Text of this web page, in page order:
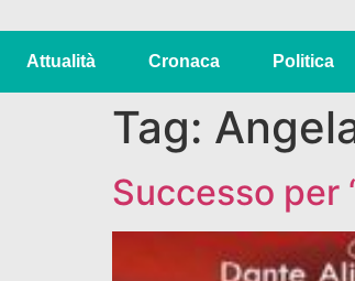
Attualità Cronaca Politica
Tag:
Successo per